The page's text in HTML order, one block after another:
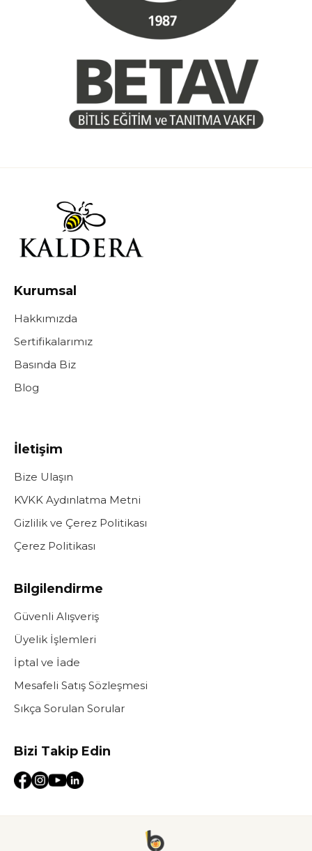
Kurumsal
Hakkımızda
Sertifikalarımız
Basında Biz
Blog
İletişim
Bize Ulaşın
KVKK Aydınlatma Metni
Gizlilik ve Çerez Politikası
Çerez Politikası
Bilgilendirme
Güvenli Alışveriş
Üyelik İşlemleri
İptal ve İade
Mesafeli Satış Sözleşmesi
Sıkça Sorulan Sorular
Bizi Takip Edin